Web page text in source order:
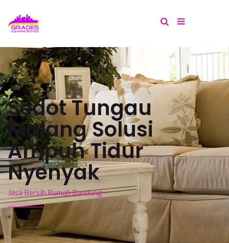
Sedot Tungau
Malang Solusi
Ampuh Tidur
Nyenyak
Jasa Bersih Rumah Bandung